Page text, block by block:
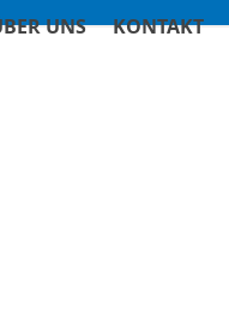
UNS KONTAKT